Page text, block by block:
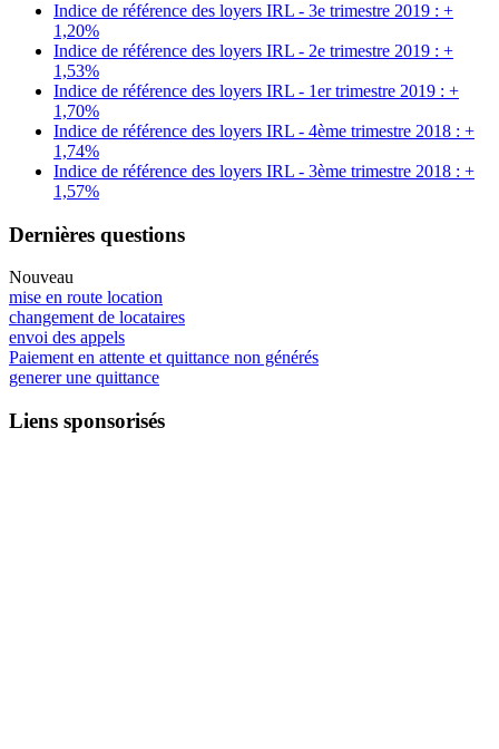
Indice de référence des loyers IRL - 3e trimestre 2019 : +
1,20%
Indice de référence des loyers IRL - 2e trimestre 2019 : +
1,53%
Indice de référence des loyers IRL - 1er trimestre 2019 : +
1,70%
Indice de référence des loyers IRL - 4ème trimestre 2018 : +
1,74%
Indice de référence des loyers IRL - 3ème trimestre 2018 : +
1,57%
Dernières questions
Nouveau
mise en route location
changement de locataires
envoi des appels
Paiement en attente et quittance non générés
generer une quittance
Liens sponsorisés